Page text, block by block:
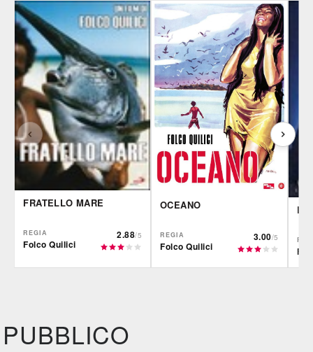
FRATELLO MARE
REGIA
Folco Quilici
2.88/5
OCEANO
REGIA
Folco Quilici
3.00/5
PUBBLICO